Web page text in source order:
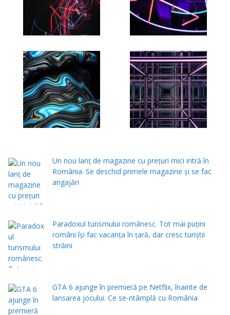
Un nou lanț de magazine cu prețuri mici intră în
România. Se deschid primele magazine și se fac
angajări
Paradoxul turismului românesc. Tot mai puțini
români își fac vacanța în țară, dar cresc turiștii
străini
GTA 6 ajunge în premieră pe Netflix, înainte de
lansarea jocului. Ce se-ntâmplă cu România